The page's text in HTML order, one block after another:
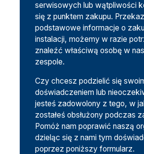
serwisowych lub wątpliwości
się z punktem zakupu.
podstawowe informacje o
instalacji, możemy w razie
znaleźć właściwą osobę w
zespole.
Czy chcesz podzielić się
doświadczeniem lub
jesteś zadowolony z tego, w
zostałeś obsłużony podczas
Pomóż nam poprawić naszą
dzieląc się z nami tym
poprzez poniższy formularz.